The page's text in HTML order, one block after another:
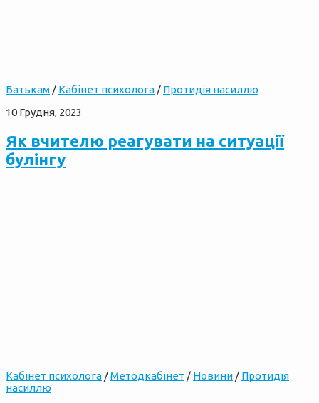
Батькам/ Кабінет психолога/ Протидія насиллю
10 Грудня, 2023
Як вчителю реагувати на ситуації
булінгу
Кабінет психолога /Методкабінет / Новини / Протидія
насиллю